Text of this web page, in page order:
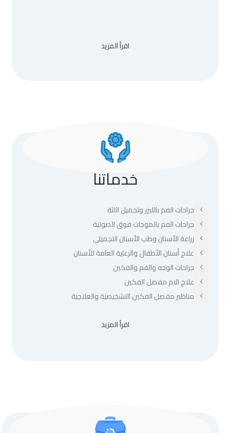
اقرأ المزيد
خدماتنا
جراحات الفم بالليزر وتجميل اللثة
جراحات الفم بالموجات فوق الصوتية
زراعة الأسنان وطب الأسنان التجميلي
علاج أسنان الأطفال والرعاية العامة للأسنان
جراحات الوجه والفم والفكين
علاج الام مفصل الفكين
مناظير مفصل الفكين التشخيصية والعلاجية
اقرأ المزيد